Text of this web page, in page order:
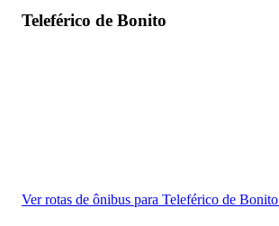
Teleférico de Bonito
Ver rotas de ônibus para Teleférico de Bonito